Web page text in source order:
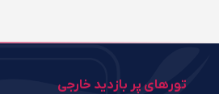
تورهای پر بازدید خارجی